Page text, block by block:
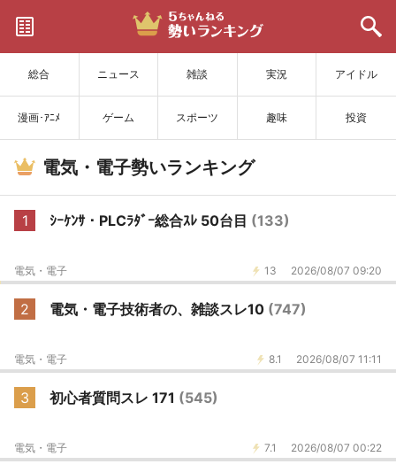
総合 ニュース 雑談 実況 アイドル
漫画･ｱﾆﾒ ゲーム スポーツ 趣味 投資
サイトを更新
電気・電子勢いランキング
1 ｼｰｹﾝｻ・PLCﾗﾀﾞｰ総合ｽﾚ 50台目 (133)
13 2026/08/07 09:20
電気・電子
2 電気・電子技術者の、雑談スレ10 (747)
8.1 2026/08/07 11:11
電気・電子
3 初心者質問スレ 171 (545)
7.1 2026/08/07 00:22
電気・電子